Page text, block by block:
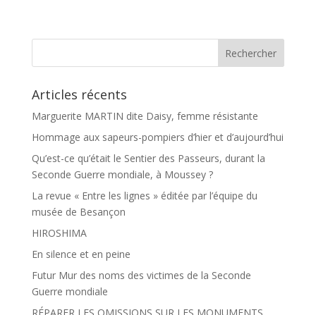
o e
Articles récents
Marguerite MARTIN dite Daisy, femme résistante
Hommage aux sapeurs-pompiers d’hier et d’aujourd’hui
Qu’est-ce qu’était le Sentier des Passeurs, durant la
Seconde Guerre mondiale, à Moussey ?
La revue « Entre les lignes » éditée par l’équipe du
musée de Besançon
HIROSHIMA
En silence et en peine
Futur Mur des noms des victimes de la Seconde
Guerre mondiale